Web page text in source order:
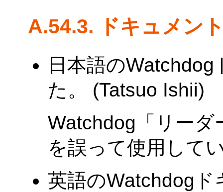
A.54.3. ドキュメン
日本語の
た。 (Tatsuo Ishii)
Watchdog「リー
を誤って使用して
英語のWatchdog